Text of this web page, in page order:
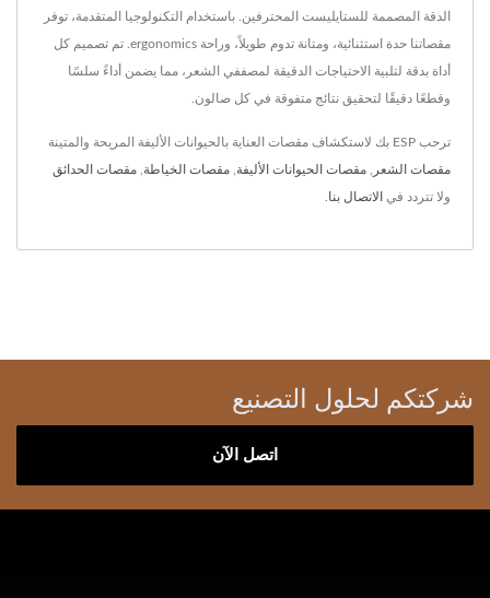
الدقة المصممة للستايليست المحترفين. باستخدام التكنولوجيا المتقدمة، توفر
مقصاتنا حدة استثنائية، ومتانة تدوم طويلاً، وراحة ergonomics. تم تصميم كل
أداة بدقة لتلبية الاحتياجات الدقيقة لمصففي الشعر، مما يضمن أداءً سلسًا
وقطعًا دقيقًا لتحقيق نتائج متفوقة في كل صالون.
ترحب ESP بك لاستكشاف مقصات العناية بالحيوانات الأليفة المريحة والمتينة
مقصات الشعر , مقصات الحيوانات الأليفة, مقصات الخياطة, مقصات الحدائق
ولا تتردد في الاتصال بنا.
شركتكم لحلول التصنيع
اتصل الآن